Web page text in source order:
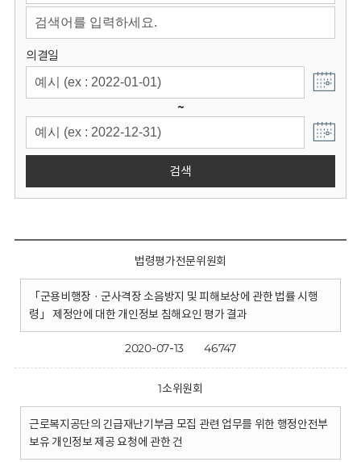
회
의결일
~
검색
법령평가전문위원회
「군용비행장 · 군사격장 소음방지 및 피해보상에 관한 법률 시행
령」 제정안에 대한 개인정보 침해요인 평가 결과
2020-07-13 46747
1소위원회
근로복지공단의 긴급재난기부금 모집 관련 업무를 위한 행정안전부
보유 개인정보 제공 요청에 관한 건